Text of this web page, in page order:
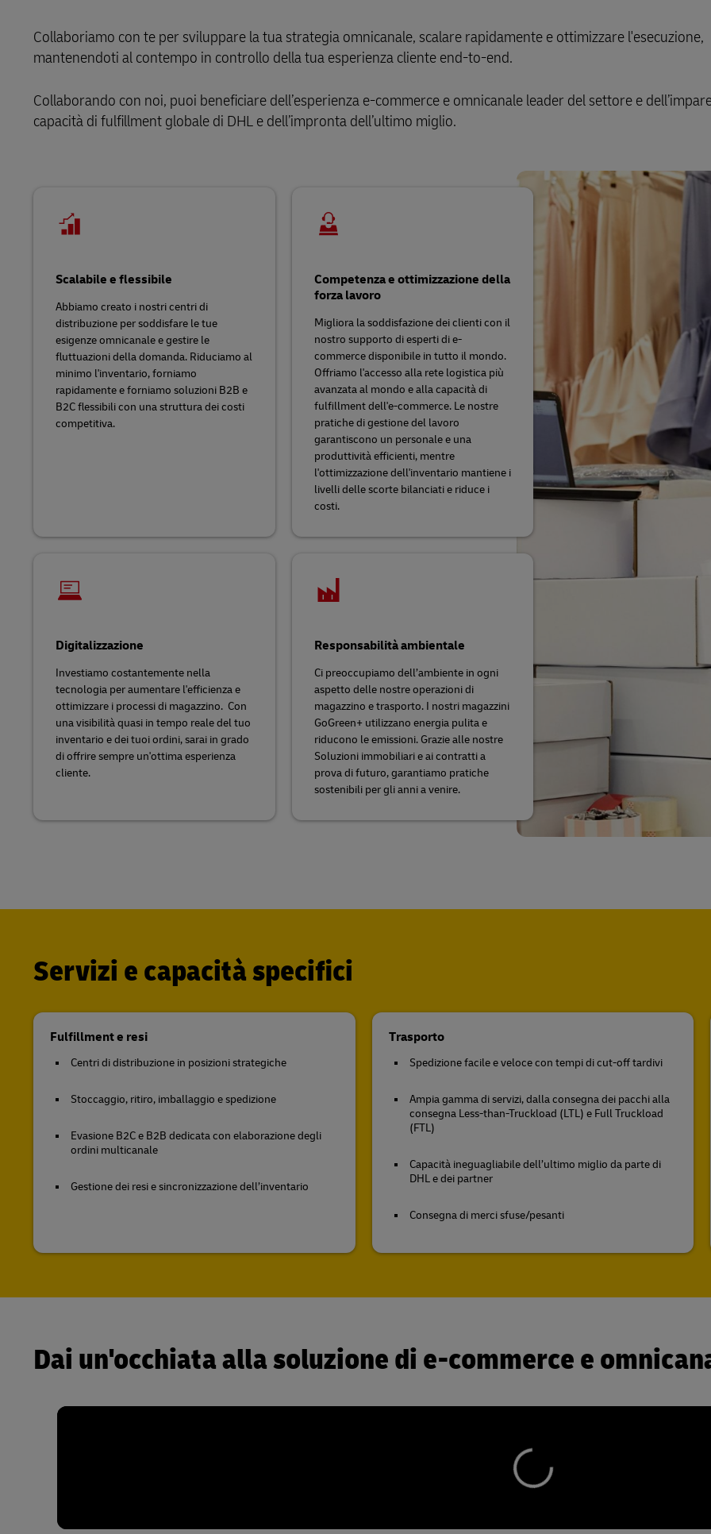
MyGTS
LifeTrack
Scopri i nostri portali
Service Logistics
organizzazione della Supply Chain
Tecnologia
Collaboriamo con te per sviluppare la tua strategia omnicanale, scalare rapidamente e ottimizzare l'esecuzione,
mantenendoti al contempo in controllo della tua esperienza cliente end-to-end.
Collaborando con noi, puoi beneficiare dell’esperienza e-commerce e omnicanale leader del settore e
capacità di fulfillment globale di DHL e dell’impronta dell’ultimo miglio.
Scalabile e flessibile
Abbiamo creato i nostri centri di
distribuzione per soddisfare le tue
esigenze omnicanale e gestire le
fluttuazioni della domanda. Riduciamo al
minimo l'inventario, forniamo
rapidamente e forniamo soluzioni B2B e
B2C flessibili con una struttura dei costi
competitiva.
Competenza e ottimizzazione della
forza lavoro
Migliora la soddisfazione dei clienti con il
nostro supporto di esperti di e-
commerce disponibile in tutto il mondo.
Offriamo l'accesso alla rete logistica più
avanzata al mondo e alla capacità di
fulfillment dell'e-commerce. Le nostre
pratiche di gestione del lavoro
garantiscono un personale e una
produttività efficienti, mentre
l'ottimizzazione dell'inventario mantiene i
livelli delle scorte bilanciati e riduce i
costi.
Digitalizzazione
Investiamo costantemente nella
tecnologia per aumentare l'efficienza e
ottimizzare i processi di magazzino. Con
una visibilità quasi in tempo reale del tuo
inventario e dei tuoi ordini, sarai in grado
di offrire sempre un'ottima esperienza
cliente.
Responsabilità ambientale
Ci preoccupiamo dell’ambiente in ogni
aspetto delle nostre operazioni di
magazzino e trasporto. I nostri magazzini
GoGreen+ utilizzano energia pulita e
riducono le emissioni. Grazie alle nostre
Soluzioni immobiliari e ai contratti a
prova di futuro, garantiamo pratiche
sostenibili per gli anni a venire.
Servizi e capacità specifici
Fulfillment e resi
Centri di distribuzione in posizioni strategiche
Stoccaggio, ritiro, imballaggio e spedizione
Evasione B2C e B2B dedicata con elaborazione degli
ordini multicanale
Gestione dei resi e sincronizzazione dell’inventario
Trasporto
Spedizione facile e veloce con tempi di cut-off tardivi
Ampia gamma di servizi, dalla consegna dei pacchi alla
consegna Less-than-Truckload (LTL) e Full Truckload
(FTL)
Capacità ineguagliabile dell’ultimo miglio da parte di
DHL e dei partner
Consegna di merci sfuse/pesanti
Dai un'occhiata alla soluzione di e-commerce e